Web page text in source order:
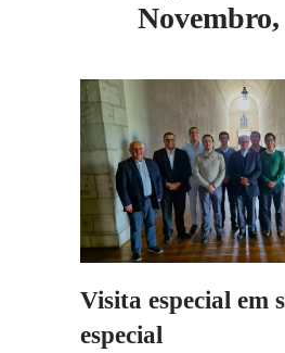
Novembro,
Visita especial em
especial